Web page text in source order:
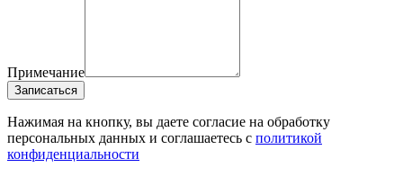
Примечание
Записаться
Нажимая на кнопку, вы даете согласие на обработку
персональных данных и соглашаетесь c политикой
конфиденциальности